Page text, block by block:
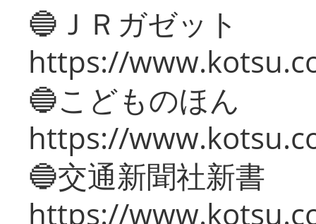
🔵ＪＲガゼット
https://
🔵こどものほん
https://
🔵交通新聞社新書
https://